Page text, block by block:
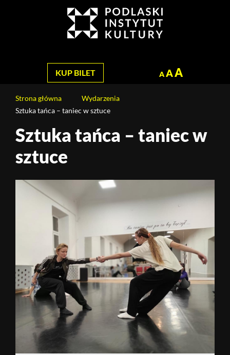
sztuce
KUP BILET A AA
Strona główna
Wydarzenia
Sztuka tańca – taniec w sztuce
Sztuka tańca – taniec w
sztuce